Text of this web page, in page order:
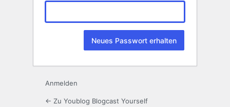
Anmelden
← Zu Youblog Blogcast Yourself